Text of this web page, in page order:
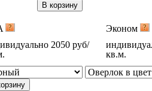
В корзину
Эконом
2050 руб/
кв.м.